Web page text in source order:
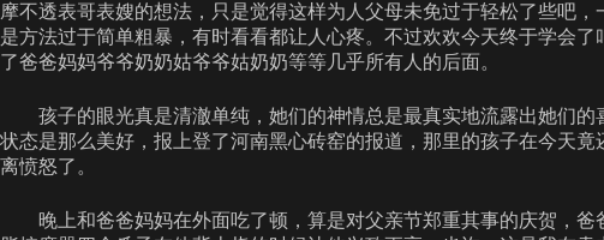
摩不透表哥表嫂的想法，只是觉得这样为人父母未免过于轻松了些吧
是方法过于简单粗暴，有时看看都让人心疼。不过欢欢今天终于学会
了爸爸妈妈爷爷奶奶姑爷爷姑奶奶等等几乎所有人的后面。
孩子的眼光真是清澈单纯，她们的神情总是最真实地流露出她们的
状态是那么美好，报上登了河南黑心砖窑的报道，那里的孩子在今天
离愤怒了。
晚上和爸爸妈妈在外面吃了顿，算是对父亲节郑重其事的庆贺，爸